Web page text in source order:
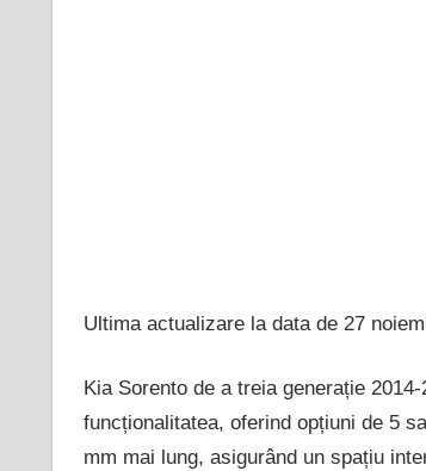
Ultima actualizare la data de 27
Kia Sorento de a treia generație
funcționalitatea, oferind opțiuni de 5
mm mai lung, asigurând un spațiu